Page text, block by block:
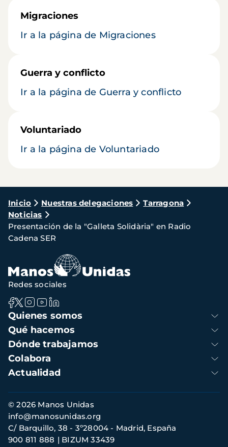
Migraciones
Ir a la página de Migraciones
Guerra y conflicto
Ir a la página de Guerra y conflicto
Voluntariado
Ir a la página de Voluntariado
Ruta
de
navegación
Inicio Nuestras delegaciones
Tarragona
Noticias
Presentación de la "Galleta Solidària" en Radio
Cadena SER
Navegación
principal
Quienes somos
Qué hacemos
Dónde trabajamos
Colabora
Actualidad
Redes sociales
Información
de
contacto
© 2026 Manos Unidas
C/ Barquillo, 38 - 3º28004 - Madrid, España
900 811 888
BIZUM 33439
info@manosunidas.org